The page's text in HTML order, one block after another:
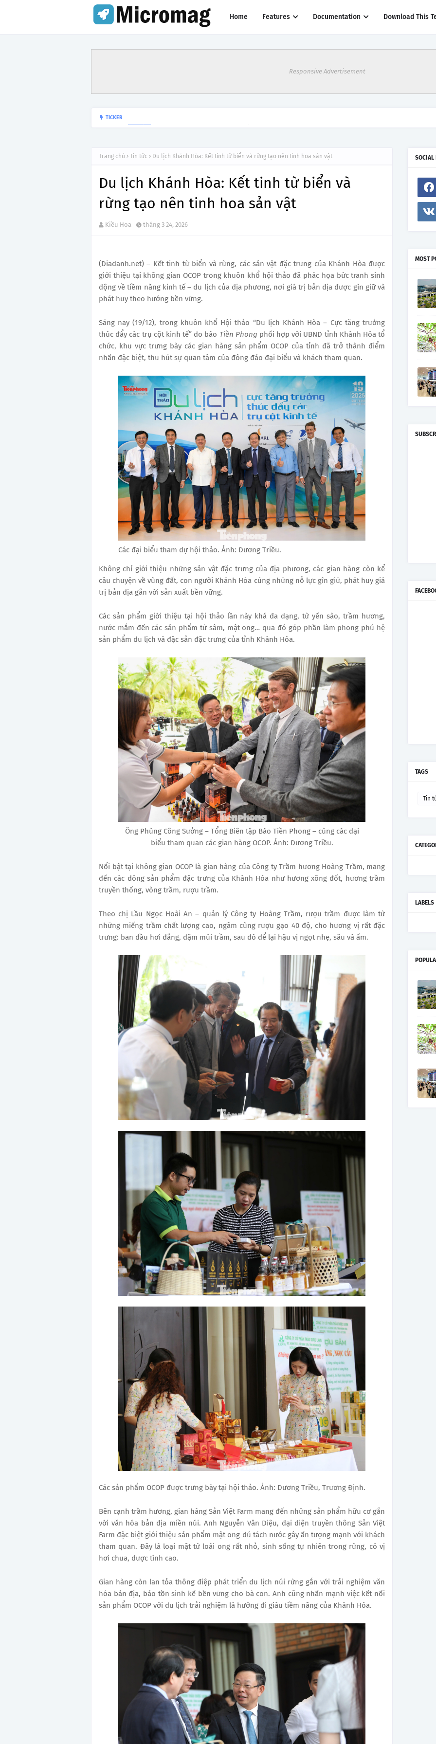
Home Features Documentation Download This
Responsive Advertisement
TICKER
Trang chủ Tin tức Du lịch Khánh Hòa: Kết tinh từ biển và rừng tạo nên tinh hoa sản vật
Du lịch Khánh Hòa: Kết tinh từ biển và
rừng tạo nên tinh hoa sản vật
Kiều Hoa tháng 3 24, 2026
(Diadanh.net) – Kết tinh từ biển và rừng, các sản vật đặc trưng của Khánh Hòa được
giới thiệu tại không gian OCOP trong khuôn khổ hội thảo đã phác họa bức tranh sinh
động về tiềm năng kinh tế – du lịch của địa phương, nơi giá trị bản địa được gìn giữ và
phát huy theo hướng bền vững.
Sáng nay (19/12), trong khuôn khổ Hội thảo “Du lịch Khánh Hòa – Cực tăng trưởng
thúc đẩy các trụ cột kinh tế” do báo Tiền Phong phối hợp với UBND tỉnh Khánh Hòa tổ
chức, khu vực trưng bày các gian hàng sản phẩm OCOP của tỉnh đã trở thành điểm
nhấn đặc biệt, thu hút sự quan tâm của đông đảo đại biểu và khách tham quan.
Các đại biểu tham dự hội thảo. Ảnh: Dương Triều.
Không chỉ giới thiệu những sản vật đặc trưng của địa phương, các gian hàng còn kể
câu chuyện về vùng đất, con người Khánh Hòa cùng những nỗ lực gìn giữ, phát huy giá
trị bản địa gắn với sản xuất bền vững.
Các sản phẩm giới thiệu tại hội thảo lần này khá đa dạng, từ yến sào, trầm hương,
nước mắm đến các sản phẩm từ sâm, mật ong… qua đó góp phần làm phong phú hệ
sản phẩm du lịch và đặc sản đặc trưng của tỉnh Khánh Hòa.
Ông Phùng Công Sưởng – Tổng Biên tập Báo Tiền Phong – cùng các đại
biểu tham quan các gian hàng OCOP. Ảnh: Dương Triều.
Nổi bật tại không gian OCOP là gian hàng của Công ty Trầm hương Hoàng Trầm, mang
đến các dòng sản phẩm đặc trưng của Khánh Hòa như hương xông đốt, hương trầm
truyền thống, vòng trầm, rượu trầm.
Theo chị Lầu Ngọc Hoài An – quản lý Công ty Hoàng Trầm, rượu trầm được làm từ
những miếng trầm chất lượng cao, ngâm cùng rượu gạo 40 độ, cho hương vị rất đặc
trưng: ban đầu hơi đắng, đậm mùi trầm, sau đó để lại hậu vị ngọt nhẹ, sâu và ấm.
Các sản phẩm OCOP được trưng bày tại hội thảo. Ảnh: Dương Triều, Trương Định.
Bên cạnh trầm hương, gian hàng Sản Việt Farm mang đến những sản phẩm hữu cơ gắn
với văn hóa bản địa miền núi. Anh Nguyễn Văn Diệu, đại diện truyền thông Sản Việt
Farm đặc biệt giới thiệu sản phẩm mật ong dú tách nước gây ấn tượng mạnh với khách
tham quan. Đây là loại mật từ loài ong rất nhỏ, sinh sống tự nhiên trong rừng, có vị
hơi chua, dược tính cao.
Gian hàng còn lan tỏa thông điệp phát triển du lịch núi rừng gắn với trải nghiệm văn
hóa bản địa, bảo tồn sinh kế bền vững cho bà con. Anh cũng nhấn mạnh việc kết nối
sản phẩm OCOP với du lịch trải nghiệm là hướng đi giàu tiềm năng của Khánh Hòa.
SOCIAL
MOST
TAGS
Tin
LABELS